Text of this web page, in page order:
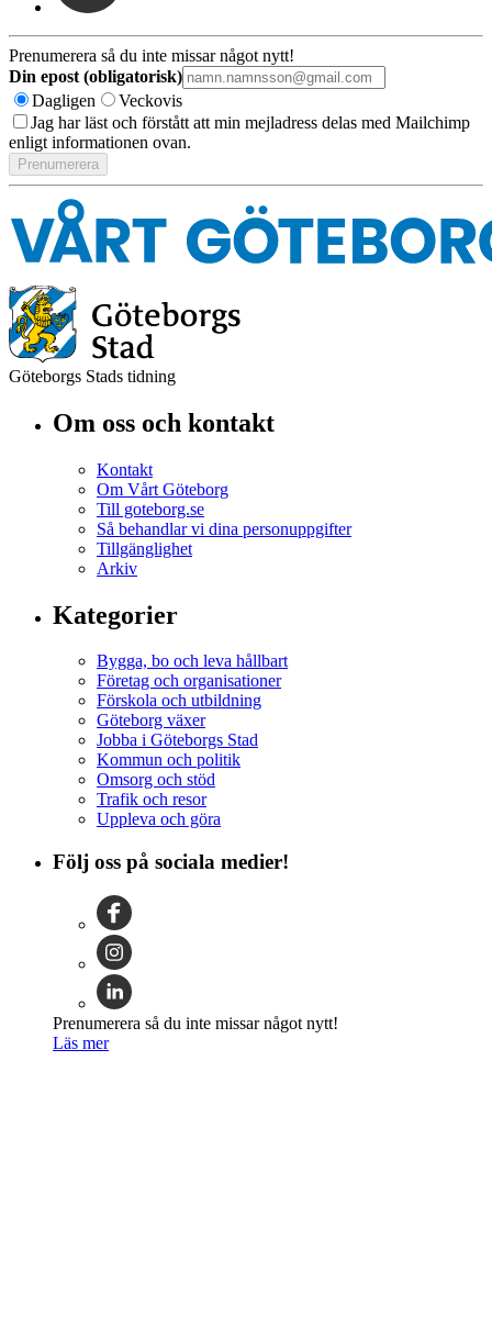
Prenumerera så du inte missar något nytt!
Din epost (obligatorisk)
Dagligen
Veckovis
Jag har läst och förstått att min mejladress delas med Mailchimp
enligt informationen ovan.
Göteborgs Stads tidning
Om oss och kontakt
Kontakt
Om Vårt Göteborg
Till goteborg.se
Så behandlar vi dina personuppgifter
Tillgänglighet
Arkiv
Kategorier
Bygga, bo och leva hållbart
Företag och organisationer
Förskola och utbildning
Göteborg växer
Jobba i Göteborgs Stad
Kommun och politik
Omsorg och stöd
Trafik och resor
Uppleva och göra
Följ oss på sociala medier!
Prenumerera så du inte missar något nytt!
Läs mer